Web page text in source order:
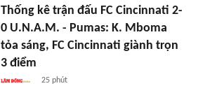
Thống kê trận đấu FC Cincinnati 2-
0 U.N.A.M. - Pumas: K. Mboma
tỏa sáng, FC Cincinnati giành trọn
3 điểm
25 phút